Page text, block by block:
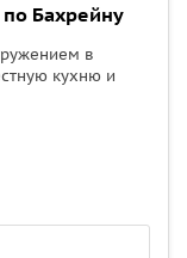
Бахрейну
в
кухню и